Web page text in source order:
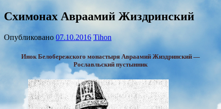
Схимонах Авраамий Жиздринский
Опубликовано 07.10.2016 Tihon
Инок Белобережского монастыря Авраамий Жиздринский —
Рославльский пустынник